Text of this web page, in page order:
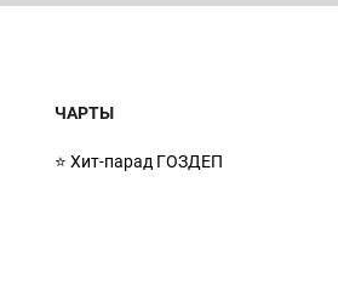
ЧАРТЫ
⭐ Хит-парад ГОЗДЕП